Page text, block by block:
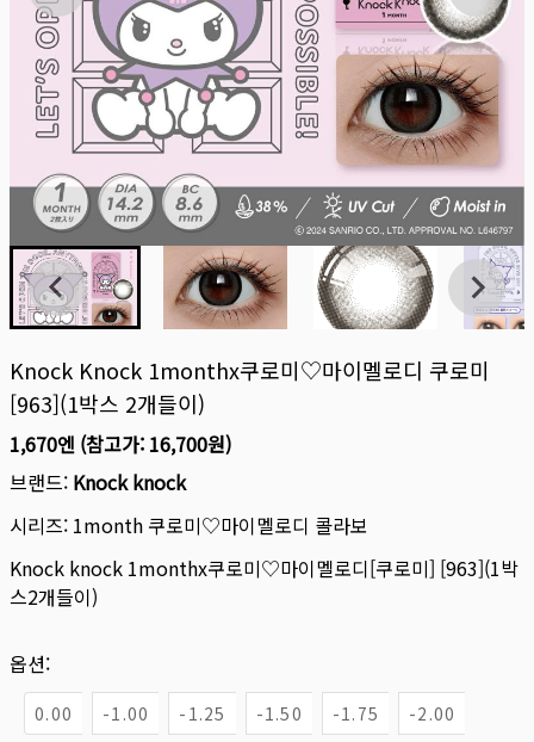
Knock Knock 1monthx쿠로미♡마이멜로디 쿠로미
[963](1박스 2개들이)
1,670엔 (참고가: 16,700원)
브랜드: Knock knock
시리즈: 1month 쿠로미♡마이멜로디 콜라보
Knock knock 1monthx쿠로미♡마이멜로디[쿠로미] [963](1박
스2개들이)
옵션:
0.00 -1.00 -1.25 -1.50 -1.75 -2.00